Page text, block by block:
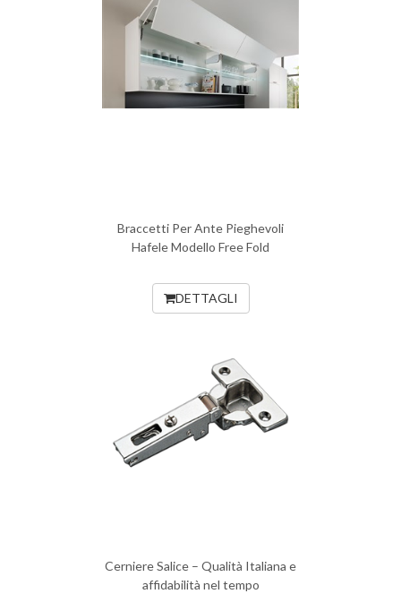
Braccetti Per Ante Pieghevoli
Hafele Modello Free Fold
DETTAGLI
Cerniere Salice – Qualità Italiana e
affidabilità nel tempo